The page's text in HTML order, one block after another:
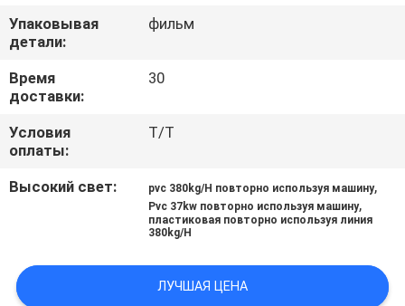
СВЯЖИТЕСЬ
МЫ
НОВОСТИ
СПРОСИТЕ
ЦИТАТУ
САЙТА
Упаковывая
детали:
фильм
Время
доставки:
30
Условия
оплаты:
T/T
Высокий свет: pvc 380kg/H повторно используя машину,
Pvc 37kw повторно используя машину,
пластиковая повторно используя линия
380kg/H
ЛУЧШАЯ ЦЕНА